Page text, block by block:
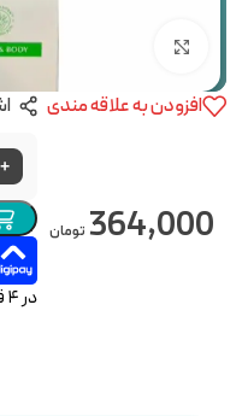
افزودن به علاقه مندی
364,000 تومان
+
در ۴ قسط با دیجی‌پی